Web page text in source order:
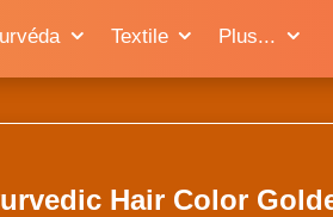
Textile Plus...
Hair Color